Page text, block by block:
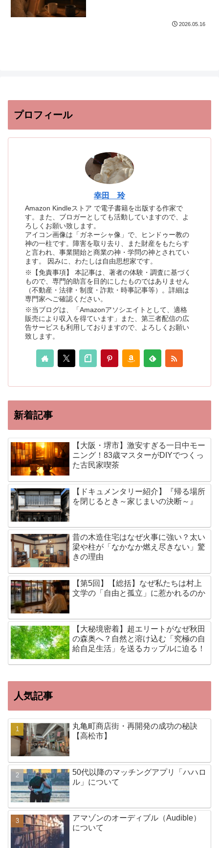
2026.05.16
プロフィール
幸田 玲
Amazon Kindleストア で電子書籍を出版する作家で
す。また、ブロガーとしても活動していますので、よ
ろしくお願い致します。
アイコン画像は「ガネーシャ像」で、ヒンドゥー教の
神の一柱です。障害を取り去り、また財産をもたらす
と言われ、事業開始と商業の神・学問の神とされてい
ます。 因みに、わたしは自由思想家です。
※【免責事項】 本記事は、著者の体験・調査に基づく
もので、専門的助言を目的にしたものではありません
（不動産・法律・制度・詐欺・時事記事等）。詳細は
専門家へご確認ください。
※当ブログは、「Amazonアソシエイトとして、適格
販売により収入を得ています」また、第三者配信の広
告サービスも利用しておりますので、よろしくお願い
致します。
新着記事
【大阪・堺市】激安すぎる一日中モー
ニング！83歳マスターがDIYでつくっ
た古民家喫茶
【ドキュメンタリー紹介】『帰る場所
を閉じるとき～家じまいの決断～』
昔の木造住宅はなぜ火事に強い？太い
梁や柱が「なかなか燃え尽きない」驚
きの理由
【第5回】【総括】なぜ私たちは村上
文学の「自由と孤立」に惹かれるのか
【大秘境密着】超エリートがなぜ秋田
の森奥へ？自然と溶け込む「究極の自
給自足生活」を送るカップルに迫る！
人気記事
丸亀町商店街・再開発の成功の秘訣
【高松市】
50代以降のマッチングアプリ「ハハロ
ル」について
アマゾンのオーディブル（Audible）
について